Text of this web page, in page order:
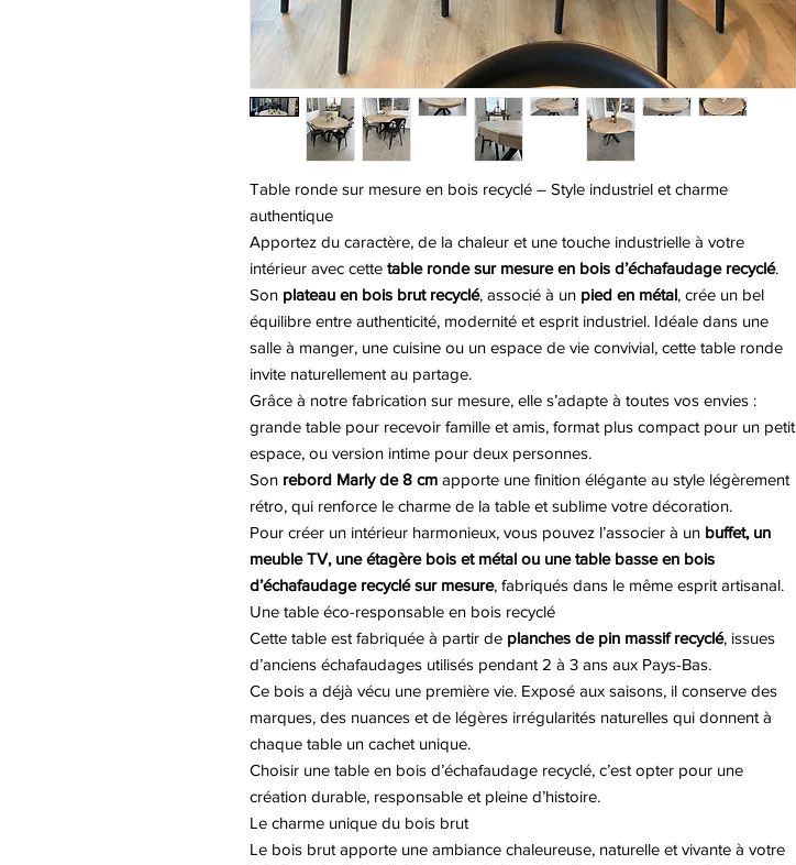
Table ronde sur mesure en bois recyclé – Style industriel et charme
authentique
Apportez du caractère, de la chaleur et une touche industrielle à votre
intérieur avec cette table ronde sur mesure en bois d’échafaudage recyclé.
Son plateau en bois brut recyclé, associé à un pied en métal, crée un bel
équilibre entre authenticité, modernité et esprit industriel. Idéale dans une
salle à manger, une cuisine ou un espace de vie convivial, cette table ronde
invite naturellement au partage.
Grâce à notre fabrication sur mesure, elle s’adapte à toutes vos envies :
grande table pour recevoir famille et amis, format plus compact pour un petit
espace, ou version intime pour deux personnes.
Son rebord Marly de 8 cm apporte une finition élégante au style légèrement
rétro, qui renforce le charme de la table et sublime votre décoration.
Pour créer un intérieur harmonieux, vous pouvez l’associer à un buffet, un
meuble TV, une étagère bois et métal ou une table basse en bois
d’échafaudage recyclé sur mesure, fabriqués dans le même esprit artisanal.
Une table éco-responsable en bois recyclé
Cette table est fabriquée à partir de planches de pin massif recyclé, issues
d’anciens échafaudages utilisés pendant 2 à 3 ans aux Pays-Bas.
Ce bois a déjà vécu une première vie. Exposé aux saisons, il conserve des
marques, des nuances et de légères irrégularités naturelles qui donnent à
chaque table un cachet unique.
Choisir une table en bois d’échafaudage recyclé, c’est opter pour une
création durable, responsable et pleine d’histoire.
Le charme unique du bois brut
Le bois brut apporte une ambiance chaleureuse, naturelle et vivante à votre